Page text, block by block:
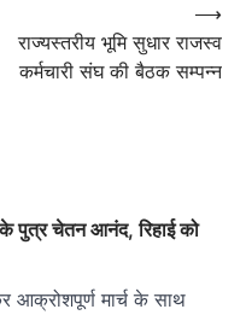
राज्यस्तरीय भूमि सुधार राजस्व
कर्मचारी संघ की बैठक सम्पन्न
⟶
पुत्र चेतन आनंद, रिहाई को
आक्रोशपूर्ण मार्च के साथ